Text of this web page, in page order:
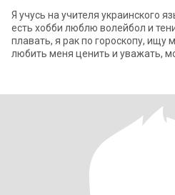
Я учусь на учителя украинского
есть хобби люблю волейбол и
плавать, я рак по гороскопу, ищу
любить меня ценить и уважать,